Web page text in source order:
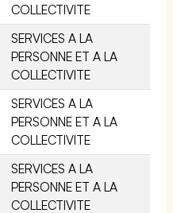
COLLECTIVITE
SERVICES A LA
PERSONNE ET A LA
COLLECTIVITE
SERVICES A LA
PERSONNE ET A LA
COLLECTIVITE
SERVICES A LA
PERSONNE ET A LA
COLLECTIVITE